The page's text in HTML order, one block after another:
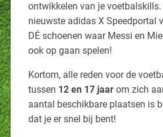
ontwikkelen van je voetbalskills.
nieuwste adidas X Speedportal
DÉ schoenen waar Messi en
ook op gaan spelen!
Kortom, alle reden voor de
tussen 12 en 17 jaarom zich
aantal beschikbare plaatsen is
dat je er snel bij bent!